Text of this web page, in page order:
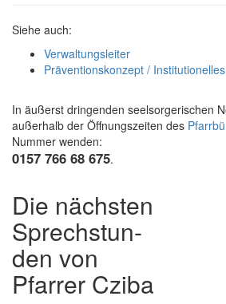
Siehe auch:
Verwaltungsleiter
Präventionskonzept /
In äußerst dringenden seelsorgerischen
außerhalb der Öffnungszeiten des
Nummer wenden:
0157 766 68 675.
Die näch­sten
Sprech­stun­
den von
Pfarrer Cziba